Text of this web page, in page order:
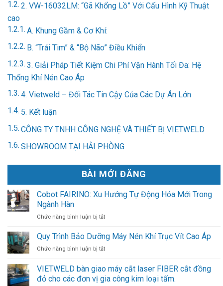
2. VW-16032LM: “Gã Khổng Lồ” Với Cấu Hình Kỹ Thuật
cao
A. Khung Gầm & Cơ Khí:
B. “Trái Tim” & “Bộ Não” Điều Khiển
3. Giải Pháp Tiết Kiệm Chi Phí Vận Hành Tối Đa: Hệ
Thống Khí Nén Cao Áp
4. Vietweld – Đối Tác Tin Cậy Của Các Dự Án Lớn
5. Kết luận
CÔNG TY TNHH CÔNG NGHỆ VÀ THIẾT BỊ VIETWELD
SHOWROOM TẠI HẢI PHÒNG
BÀI MỚI ĐĂNG
Cobot FAIRINO: Xu Hướng Tự Động Hóa Mới Trong
Ngành Hàn
Chức năng bình luận bị tắtở
FAIRINO:
Xu
Hướng
Động
Hóa
Quy Trình Bảo Dưỡng Máy Nén Khí Trục Vít Cao Áp
Chức năng bình luận bị tắtở
Trình
Dưỡng
VIETWELD bàn giao máy cắt laser FIBER cắt đồng
đỏ cho các đơn vị gia công kim loại tấm.